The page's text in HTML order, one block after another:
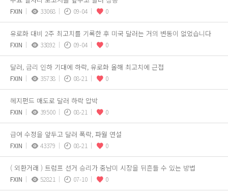
FXIN 33068 09-04 0
유로화 대비 2주 최고치를 기록한 후 미국 달러는 거의 변동이 없었습니다
FXIN 33892 09-04 0
달러, 금리 인하 기대에 하락, 유로화 올해 최고치에 근접
FXIN 35738 08-21 0
헤지펀드 매도로 달러 하락 압박
FXIN 39500 08-21 0
급여 수정을 앞두고 달러 폭락, 파월 연설
FXIN 43379 08-21 0
( 외환거래 ) 트럼프 선거 승리가 중남미 시장을 뒤흔들 수 있는 방법
FXIN 52821 07-10 0